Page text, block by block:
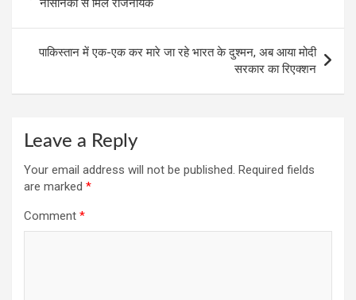
k
p
नौसैनिकों से मिले राजनयिक
पाकिस्तान में एक-एक कर मारे जा रहे भारत के दुश्मन, अब आया मोदी
सरकार का रिएक्शन
Leave a Reply
Your email address will not be published. Required fields
are marked *
Comment *